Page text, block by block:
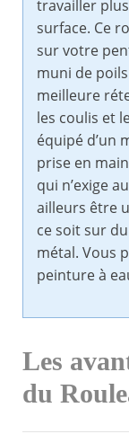
travailler
surface. Ce
sur votre
muni de
meilleure
les coulis et
équipé d’un
prise en
qui n’exige
ailleurs être
ce soit sur
métal. Vous
peinture à
Les
du